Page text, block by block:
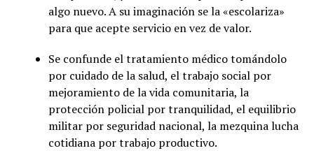
algo nuevo. A su imaginación se la «escolariza»
para que acepte servicio en vez de valor.
Se confunde el tratamiento médico tomándolo
por cuidado de la salud, el trabajo social por
mejoramiento de la vida comunitaria, la
protección policial por tranquilidad, el equilibrio
militar por seguridad nacional, la mezquina lucha
cotidiana por trabajo productivo.